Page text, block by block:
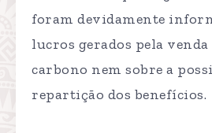
foram devidamente
lucros gerados pela venda
carbono nem sobre a
repartição dos benefícios.